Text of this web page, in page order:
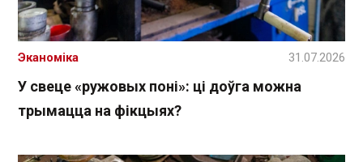
У свеце «ружовых поні»: ці доўга можна
трымацца на фікцыях?
Эканоміка 31.07.2026